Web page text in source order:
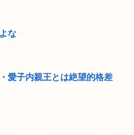
な
愛子内親王とは絶望的格差